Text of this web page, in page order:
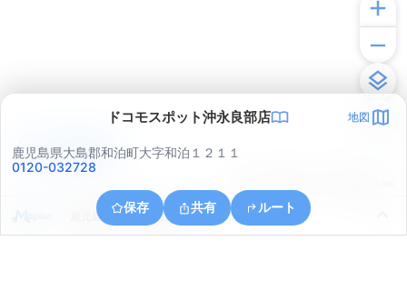
ドコモスポット沖永良部店 地図
鹿児島県大島郡和泊町大字和泊１２１１
0120-032728
保存 共有 ルート
鹿児島県大島郡和泊町玉城
アプリで見る